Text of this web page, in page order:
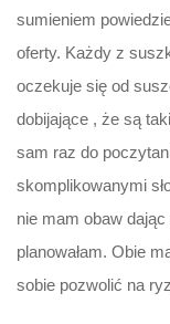
sumieniem
oferty. Każdy z
oczekuje się od
dobijające , że są
sam raz do
skomplikowanymi
nie mam obaw
planowałam. Obie
sobie pozwolić na